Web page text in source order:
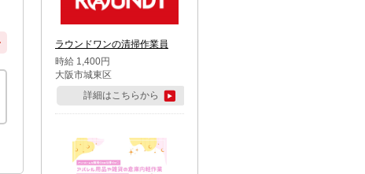
ラウンドワンの清掃作業員
時給 1,400円
大阪市城東区
詳細はこちらから